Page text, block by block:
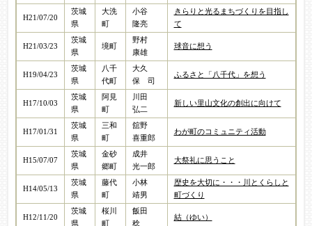
H21/07/20
茨城
県
大洗
町
小谷
隆亮
きらりと光るまちづくりを目指し
て
H21/03/23
茨城
県
境町
野村
康雄
球音に想う
H19/04/23
茨城
県
八千
代町
大久
保 司
ふるさと「八千代」を想う
H17/10/03
茨城
県
阿見
町
川田
弘二
新しい里山文化の創出に向けて
H17/01/31
茨城
県
三和
町
舘野
喜重郎
わが町のコミュニティ活動
H15/07/07
茨城
県
金砂
郷町
成井
光一郎
大祭礼に思うこと
H14/05/13
茨城
県
藤代
町
小林
靖男
歴史を大切に・・・川とくらしと
町づくり
H12/11/20
茨城
県
桜川
町
飯田
稔
結（ゆい）